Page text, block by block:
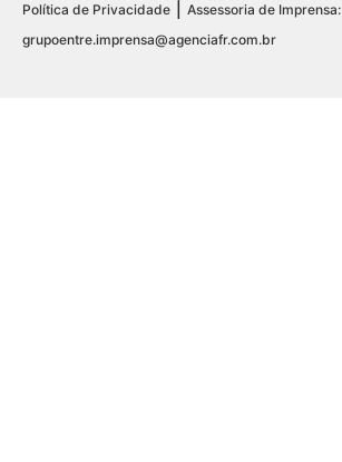
Política de Privacidade
Assessoria de Imprensa:
grupoentre.imprensa@agenciafr.com.br